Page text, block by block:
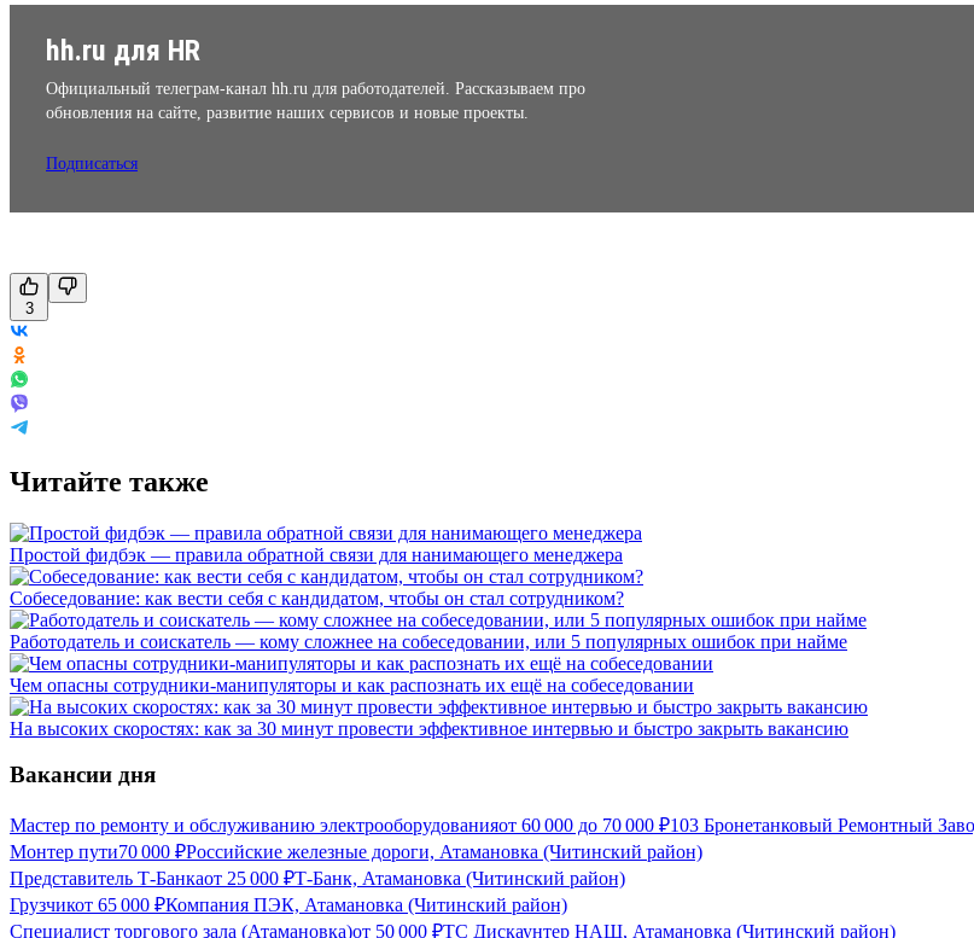
hh.ru для HR
Официальный телеграм-канал hh.ru для работодателей. Рассказываем про
обновления на сайте, развитие наших сервисов и новые проекты.
Подписаться
3
Читайте также
Простой фидбэк — правила обратной связи для нанимающего менеджера
Собеседование: как вести себя с кандидатом, чтобы он стал сотрудником?
Работодатель и соискатель — кому сложнее на собеседовании, или 5 популярных ошибок при найме
Чем опасны сотрудники-манипуляторы и как распознать их ещё на собеседовании
На высоких скоростях: как за 30 минут провести эффективное интервью и быстро закрыть вакансию
Вакансии дня
Мастер по ремонту и обслуживанию электрооборудованияот 60 000 до 70 000 ₽103 Бронетанковый Ремонтный
Монтер пути70 000 ₽Российские железные дороги, Атамановка (Читинский район)
Представитель Т-Банкаот 25 000 ₽Т-Банк, Атамановка (Читинский район)
Грузчикот 65 000 ₽Компания ПЭК, Атамановка (Читинский район)
Специалист торгового зала (Атамановка)от 50 000 ₽ТС Дискаунтер НАШ, Атамановка (Читинский район)